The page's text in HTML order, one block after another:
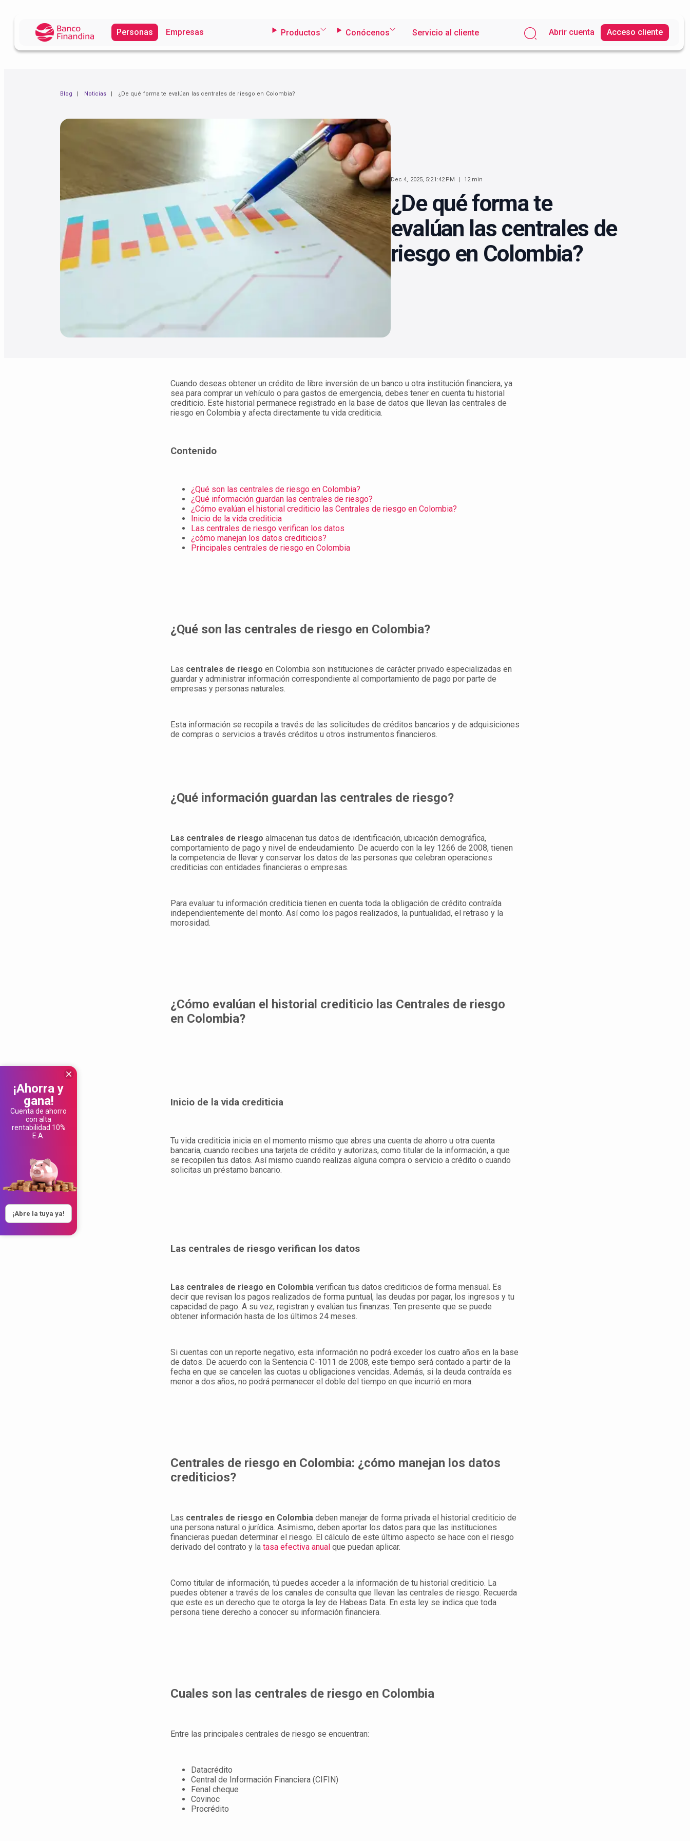
Personas Empresas Productos Conócenos Servicio al cliente Abrir cuenta Acceso cliente
Blog Noticias ¿De qué forma te evalúan las centrales de riesgo en Colombia?
Dec 4, 2025, 5:21:42 PM 12 min
¿De qué forma te
evalúan las centrales de
riesgo en Colombia?
¡Ahorra y
gana!
Cuenta de ahorro
con alta
rentabilidad 10%
E.A.
¡Abre la tuya ya!
Cuando deseas obtener un crédito de libre inversión de un banco u otra institución financiera, ya
sea para comprar un vehículo o para gastos de emergencia, debes tener en cuenta tu historial
crediticio. Este historial permanece registrado en la base de datos que llevan las centrales de
riesgo en Colombia y afecta directamente tu vida crediticia.
Contenido
¿Qué son las centrales de riesgo en Colombia?
¿Qué información guardan las centrales de riesgo?
¿Cómo evalúan el historial crediticio las Centrales de riesgo en Colombia?
Inicio de la vida crediticia
Las centrales de riesgo verifican los datos
¿cómo manejan los datos crediticios?
Principales centrales de riesgo en Colombia
¿Qué son las centrales de riesgo en Colombia?
Las centrales de riesgo en Colombia son instituciones de carácter privado especializadas en
guardar y administrar información correspondiente al comportamiento de pago por parte de
empresas y personas naturales.
Esta información se recopila a través de las solicitudes de créditos bancarios y de adquisiciones
de compras o servicios a través créditos u otros instrumentos financieros.
¿Qué información guardan las centrales de riesgo?
Las centrales de riesgo almacenan tus datos de identificación, ubicación demográfica,
comportamiento de pago y nivel de endeudamiento. De acuerdo con la ley 1266 de 2008, tienen
la competencia de llevar y conservar los datos de las personas que celebran operaciones
crediticias con entidades financieras o empresas.
Para evaluar tu información crediticia tienen en cuenta toda la obligación de crédito contraída
independientemente del monto. Así como los pagos realizados, la puntualidad, el retraso y la
morosidad.
¿Cómo evalúan el historial crediticio las Centrales de riesgo
en Colombia?
Inicio de la vida crediticia
Tu vida crediticia inicia en el momento mismo que abres una cuenta de ahorro u otra cuenta
bancaria, cuando recibes una tarjeta de crédito y autorizas, como titular de la información, a que
se recopilen tus datos. Así mismo cuando realizas alguna compra o servicio a crédito o cuando
solicitas un préstamo bancario.
Las centrales de riesgo verifican los datos
Las centrales de riesgo en Colombia verifican tus datos crediticios de forma mensual. Es
decir que revisan los pagos realizados de forma puntual, las deudas por pagar, los ingresos y tu
capacidad de pago. A su vez, registran y evalúan tus finanzas. Ten presente que se puede
obtener información hasta de los últimos 24 meses.
Si cuentas con un reporte negativo, esta información no podrá exceder los cuatro años en la base
de datos. De acuerdo con la Sentencia C-1011 de 2008, este tiempo será contado a partir de la
fecha en que se cancelen las cuotas u obligaciones vencidas. Además, si la deuda contraída es
menor a dos años, no podrá permanecer el doble del tiempo en que incurrió en mora.
Centrales de riesgo en Colombia: ¿cómo manejan los datos
crediticios?
Las centrales de riesgo en Colombia deben manejar de forma privada el historial crediticio de
una persona natural o jurídica. Asimismo, deben aportar los datos para que las instituciones
financieras puedan determinar el riesgo. El cálculo de este último aspecto se hace con el riesgo
derivado del contrato y la tasa efectiva anual que puedan aplicar.
Como titular de información, tú puedes acceder a la información de tu historial crediticio. La
puedes obtener a través de los canales de consulta que llevan las centrales de riesgo. Recuerda
que este es un derecho que te otorga la ley de Habeas Data. En esta ley se indica que toda
persona tiene derecho a conocer su información financiera.
Cuales son las centrales de riesgo en Colombia
Entre las principales centrales de riesgo se encuentran:
Datacrédito
Central de Información Financiera (CIFIN)
Fenal cheque
Covinoc
Procrédito